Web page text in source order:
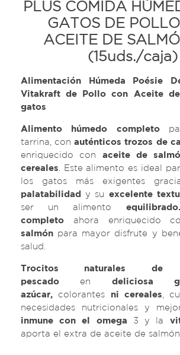
PLUS COMIDA
GATOS DE
ACEITE DE
(15uds./caja)
Alimentación Húmeda Poésie
Vitakraft de Pollo con Aceite de
gatos
Alimento húmedo completo
tarrina, conauténticos trozos de
enriquecido con aceite de
cereales . Este alimento
es ideal
los gatos más exigentes
palatabilidady su excelente
ser un alimento
completo ahora enriquecido
salmón para mayor disfrute y
salud.
Trocitos naturales
pescado en deliciosa
azúcar, colorantes ni cereales ,
necesidades nutricionales y
inmune con el omega 3 y la
aporta el extra de aceite de salmón